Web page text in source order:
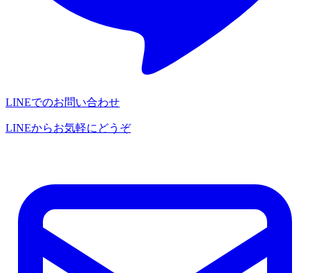
LINEでのお問い合わせ
LINEからお気軽にどうぞ